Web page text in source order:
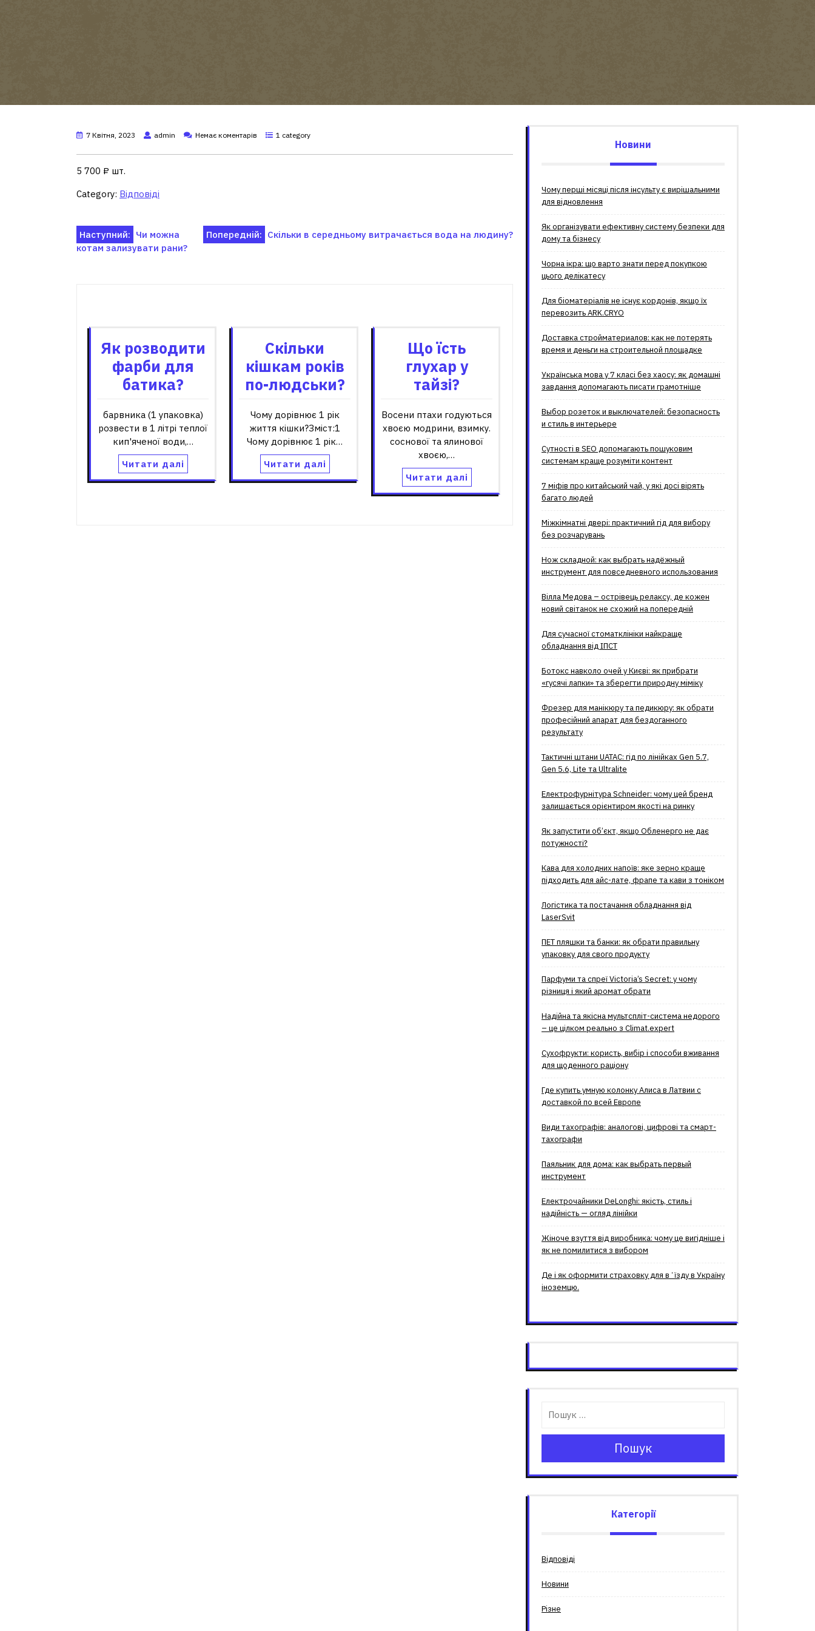
7 Квітня, 2023 admin Немає коментарів 1 category
5 700 ₽ шт.
Category: Відповіді
Навігація
Попередній: Скільки в середньому витрачається вода на людину?
Наступний: Чи можна
котам зализувати рани?
Як розводити
фарби для
батика?
барвника (1 упаковка)
розвести в 1 літрі теплої
кип'яченої води,…
Читати далі
Скільки
кішкам років
по-людськи?
Чому дорівнює 1 рік
життя кішки?Зміст:1
Чому дорівнює 1 рік…
Читати далі
Що їсть
глухар у
тайзі?
Восени птахи годуються
хвоєю модрини, взимку.
соснової та ялинової
хвоєю,…
Читати далі
Новини
Чому перші місяці після інсульту є вирішальними
для відновлення
Як організувати ефективну систему безпеки для
дому та бізнесу
Чорна ікра: що варто знати перед покупкою
цього делікатесу
Для біоматеріалів не існує кордонів, якщо їх
перевозить ARK.CRYO
Доставка стройматериалов: как не потерять
время и деньги на строительной площадке
Українська мова у 7 класі без хаосу: як домашні
завдання допомагають писати грамотніше
Выбор розеток и выключателей: безопасность
и стиль в интерьере
Сутності в SEO допомагають пошуковим
системам краще розуміти контент
7 міфів про китайський чай, у які досі вірять
багато людей
Міжкімнатні двері: практичний гід для вибору
без розчарувань
Нож складной: как выбрать надёжный
инструмент для повседневного использования
Вілла Медова – острівець релаксу, де кожен
новий світанок не схожий на попередній
Для сучасної стоматклініки найкраще
обладнання від ІПСТ
Ботокс навколо очей у Києві: як прибрати
«гусячі лапки» та зберегти природну міміку
Фрезер для манікюру та педикюру: як обрати
професійний апарат для бездоганного
результату
Тактичні штани UATAC: гід по лінійках Gen 5.7,
Gen 5.6, Lite та Ultralite
Електрофурнітура Schneider: чому цей бренд
залишається орієнтиром якості на ринку
Як запустити об’єкт, якщо Обленерго не дає
потужності?
Кава для холодних напоїв: яке зерно краще
підходить для айс-лате, фрапе та кави з тоніком
Логістика та постачання обладнання від
LaserSvit
ПЕТ пляшки та банки: як обрати правильну
упаковку для свого продукту
Парфуми та спреї Victoria’s Secret: у чому
різниця і який аромат обрати
Надійна та якісна мультспліт-система недорого
– це цілком реально з Climat.еxpert
Сухофрукти: користь, вибір і способи вживання
для щоденного раціону
Где купить умную колонку Алиса в Латвии с
доставкой по всей Европе
Види тахографів: аналогові, цифрові та смарт-
тахографи
Паяльник для дома: как выбрать первый
инструмент
Електрочайники DeLonghi: якість, стиль і
надійність — огляд лінійки
Жіноче взуття від виробника: чому це вигідніше і
як не помилитися з вибором
Де і як оформити страховку для вʼїзду в Україну
іноземцю.
Пошук
Категорії
Відповіді
Новини
Різне